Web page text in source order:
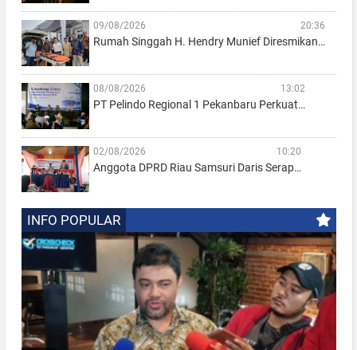
09/08/2026 20:36
Rumah Singgah H. Hendry Munief Diresmikan…
08/08/2026 13:02
PT Pelindo Regional 1 Pekanbaru Perkuat…
02/08/2026 10:20
Anggota DPRD Riau Samsuri Daris Serap…
INFO POPULAR